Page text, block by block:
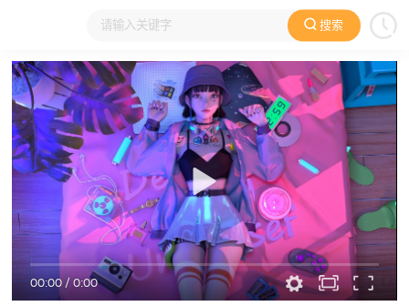
搜索
大家在看 日本动漫 国产动漫 欧美动漫 动漫电影
00:00/0:00